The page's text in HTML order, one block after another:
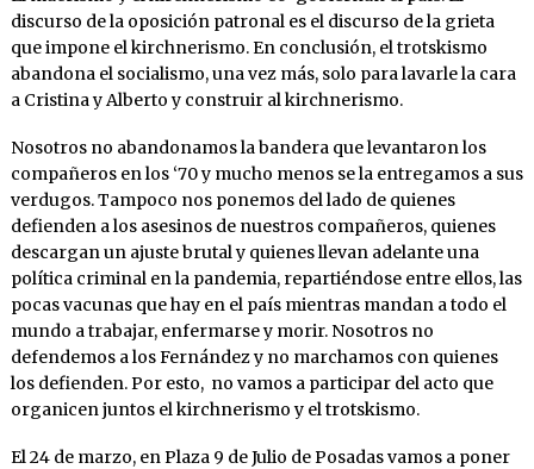
discurso de la oposición patronal es el discurso de la grieta
que impone el kirchnerismo. En conclusión, el trotskismo
abandona el socialismo, una vez más, solo para lavarle la cara
a Cristina y Alberto y construir al kirchnerismo.
Nosotros no abandonamos la bandera que levantaron los
compañeros en los ‘70 y mucho menos se la entregamos a sus
verdugos. Tampoco nos ponemos del lado de quienes
defienden a los asesinos de nuestros compañeros, quienes
descargan un ajuste brutal y quienes llevan adelante una
política criminal en la pandemia, repartiéndose entre ellos, las
pocas vacunas que hay en el país mientras mandan a todo el
mundo a trabajar, enfermarse y morir. Nosotros no
defendemos a los Fernández y no marchamos con quienes
los defienden. Por esto, no vamos a participar del acto que
organicen juntos el kirchnerismo y el trotskismo.
El 24 de marzo, en Plaza 9 de Julio de Posadas vamos a poner